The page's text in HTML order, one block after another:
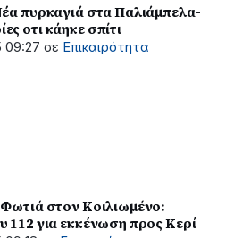
πυρκαγιά στα Παλιάμπελα-
οτι κάηκε σπίτι
09:27 σε Επικαιρότητα
στον Κοιλιωμένο:
112 για εκκένωση προς Κερί